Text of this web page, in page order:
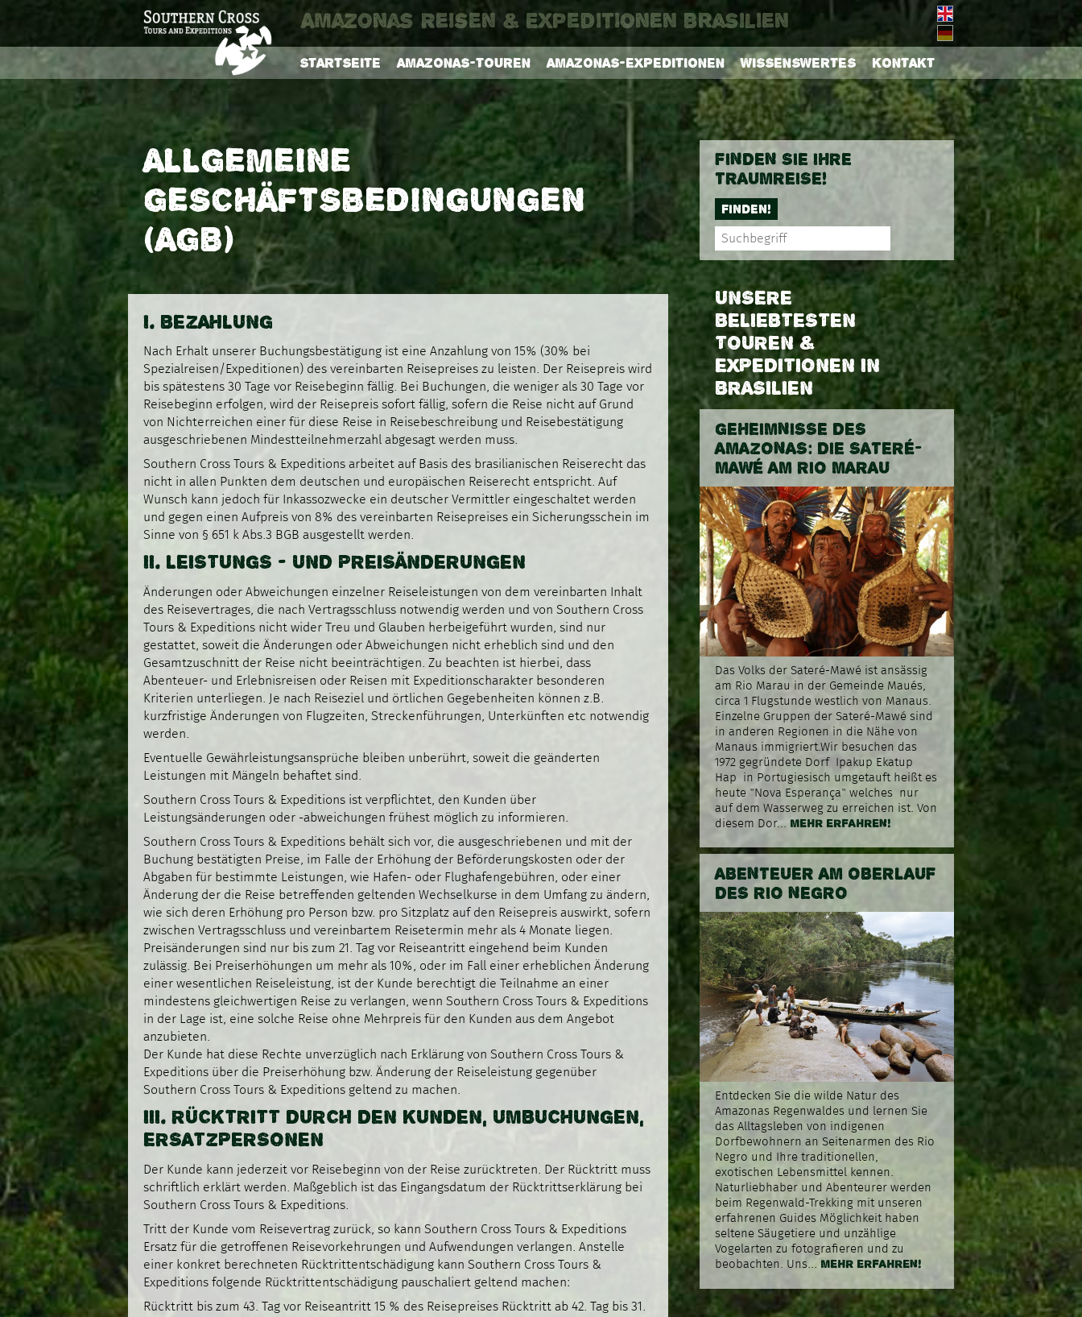
Amazonas Reisen & Expeditionen Brasilien
STARTSEITE AMAZONAS-TOUREN AMAZONAS-EXPEDITIONEN WISSENSWERTES KONTAKT
ALLGEMEINE
GESCHÄFTSBEDINGUNGEN
(AGB)
I. BEZAHLUNG
Nach Erhalt unserer Buchungsbestätigung ist eine Anzahlung von 15% (30% bei
Spezialreisen/Expeditionen) des vereinbarten Reisepreises zu leisten. Der Reisepreis wird
bis spätestens 30 Tage vor Reisebeginn fällig. Bei Buchungen, die weniger als 30 Tage vor
Reisebeginn erfolgen, wird der Reisepreis sofort fällig, sofern die Reise nicht auf Grund
von Nichterreichen einer für diese Reise in Reisebeschreibung und Reisebestätigung
ausgeschriebenen Mindestteilnehmerzahl abgesagt werden muss.
Southern Cross Tours & Expeditions arbeitet auf Basis des brasilianischen Reiserecht das
nicht in allen Punkten dem deutschen und europäischen Reiserecht entspricht. Auf
Wunsch kann jedoch für Inkassozwecke ein deutscher Vermittler eingeschaltet werden
und gegen einen Aufpreis von 8% des vereinbarten Reisepreises ein Sicherungsschein im
Sinne von § 651 k Abs.3 BGB ausgestellt werden.
II. LEISTUNGS - UND PREISÄNDERUNGEN
Änderungen oder Abweichungen einzelner Reiseleistungen von dem vereinbarten Inhalt
des Reisevertrages, die nach Vertragsschluss notwendig werden und von Southern Cross
Tours & Expeditions nicht wider Treu und Glauben herbeigeführt wurden, sind nur
gestattet, soweit die Änderungen oder Abweichungen nicht erheblich sind und den
Gesamtzuschnitt der Reise nicht beeinträchtigen. Zu beachten ist hierbei, dass
Abenteuer- und Erlebnisreisen oder Reisen mit Expeditionscharakter besonderen
Kriterien unterliegen. Je nach Reiseziel und örtlichen Gegebenheiten können z.B.
kurzfristige Änderungen von Flugzeiten, Streckenführungen, Unterkünften etc notwendig
werden.
Eventuelle Gewährleistungsansprüche bleiben unberührt, soweit die geänderten
Leistungen mit Mängeln behaftet sind.
Southern Cross Tours & Expeditions ist verpflichtet, den Kunden über
Leistungsänderungen oder -abweichungen frühest möglich zu informieren.
Southern Cross Tours & Expeditions behält sich vor, die ausgeschriebenen und mit der
Buchung bestätigten Preise, im Falle der Erhöhung der Beförderungskosten oder der
Abgaben für bestimmte Leistungen, wie Hafen- oder Flughafengebühren, oder einer
Änderung der die Reise betreffenden geltenden Wechselkurse in dem Umfang zu ändern,
wie sich deren Erhöhung pro Person bzw. pro Sitzplatz auf den Reisepreis auswirkt, sofern
zwischen Vertragsschluss und vereinbartem Reisetermin mehr als 4 Monate liegen.
Preisänderungen sind nur bis zum 21. Tag vor Reiseantritt eingehend beim Kunden
zulässig. Bei Preiserhöhungen um mehr als 10%, oder im Fall einer erheblichen Änderung
einer wesentlichen Reiseleistung, ist der Kunde berechtigt die Teilnahme an einer
mindestens gleichwertigen Reise zu verlangen, wenn Southern Cross Tours & Expeditions
in der Lage ist, eine solche Reise ohne Mehrpreis für den Kunden aus dem Angebot
anzubieten.
Der Kunde hat diese Rechte unverzüglich nach Erklärung von Southern Cross Tours &
Expeditions über die Preiserhöhung bzw. Änderung der Reiseleistung gegenüber
Southern Cross Tours & Expeditions geltend zu machen.
III. RÜCKTRITT DURCH DEN KUNDEN, UMBUCHUNGEN,
ERSATZPERSONEN
Der Kunde kann jederzeit vor Reisebeginn von der Reise zurücktreten. Der Rücktritt muss
schriftlich erklärt werden. Maßgeblich ist das Eingangsdatum der Rücktrittserklärung bei
Southern Cross Tours & Expeditions.
Tritt der Kunde vom Reisevertrag zurück, so kann Southern Cross Tours & Expeditions
Ersatz für die getroffenen Reisevorkehrungen und Aufwendungen verlangen. Anstelle
einer konkret berechneten Rücktrittentschädigung kann Southern Cross Tours &
Expeditions folgende Rücktrittentschädigung pauschaliert geltend machen:
Rücktritt bis zum 43. Tag vor Reiseantritt 15 % des Reisepreises Rücktritt ab 42. Tag bis 31.
FINDEN SIE IHRE
TRAUMREISE!
FINDEN!
UNSERE
BELIEBTESTEN
TOUREN &
EXPEDITIONEN IN
BRASILIEN
GEHEIMNISSE DES
AMAZONAS: DIE SATERÉ-
MAWÉ AM RIO MARAU
Das Volks der Sateré-Mawé ist ansässig
am Rio Marau in der Gemeinde Maués,
circa 1 Flugstunde westlich von Manaus.
Einzelne Gruppen der Sateré-Mawé sind
in anderen Regionen in die Nähe von
Manaus immigriert.Wir besuchen das
1972 gegründete Dorf Ipakup Ekatup
Hap in Portugiesisch umgetauft heißt es
heute "Nova Esperança" welches nur
auf dem Wasserweg zu erreichen ist. Von
diesem Dor... MEHR ERFAHREN!
ABENTEUER AM OBERLAUF
DES RIO NEGRO
Entdecken Sie die wilde Natur des
Amazonas Regenwaldes und lernen Sie
das Alltagsleben von indigenen
Dorfbewohnern an Seitenarmen des Rio
Negro und Ihre tra­dition­ellen,
exotischen Lebensmittel kennen.
Naturliebhaber und Abenteurer werden
beim Regenwald-Trekking mit unseren
erfahrenen Guides Möglichkeit haben
seltene Säugetiere und unzählige
Vogelarten zu fotografieren und zu
beobachten. Uns... MEHR ERFAHREN!